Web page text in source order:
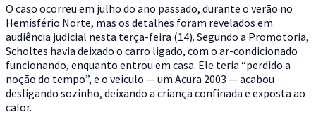
O caso ocorreu em julho do ano passado, durante o verão no
Hemisfério Norte, mas os detalhes foram revelados em
audiência judicial nesta terça-feira (14). Segundo a Promotoria,
Scholtes havia deixado o carro ligado, com o ar-condicionado
funcionando, enquanto entrou em casa. Ele teria “perdido a
noção do tempo”, e o veículo — um Acura 2003 — acabou
desligando sozinho, deixando a criança confinada e exposta ao
calor.